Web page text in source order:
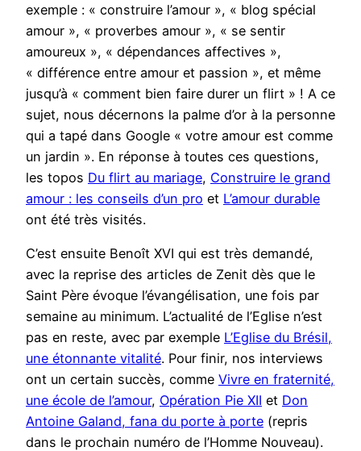
exemple : « construire l’amour », « blog spécial
amour », « proverbes amour », « se sentir
amoureux », « dépendances affectives »,
« différence entre amour et passion », et même
jusqu’à « comment bien faire durer un flirt » ! A ce
sujet, nous décernons la palme d’or à la personne
qui a tapé dans Google « votre amour est comme
un jardin ». En réponse à toutes ces questions,
les topos Du flirt au mariage, Construire le grand
amour : les conseils d’un pro et L’amour durable
ont été très visités.
C’est ensuite Benoît XVI qui est très demandé,
avec la reprise des articles de Zenit dès que le
Saint Père évoque l’évangélisation, une fois par
semaine au minimum. L’actualité de l’Eglise n’est
pas en reste, avec par exemple L’Eglise du Brésil,
une étonnante vitalité. Pour finir, nos interviews
ont un certain succès, comme Vivre en fraternité,
une école de l’amour, Opération Pie XII et Don
Antoine Galand, fana du porte à porte (repris
dans le prochain numéro de l’Homme Nouveau).